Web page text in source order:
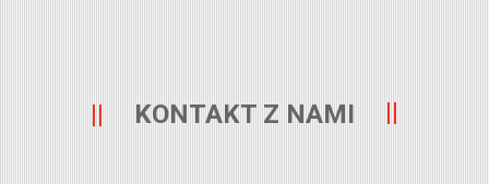
KONTAKT Z NAMI